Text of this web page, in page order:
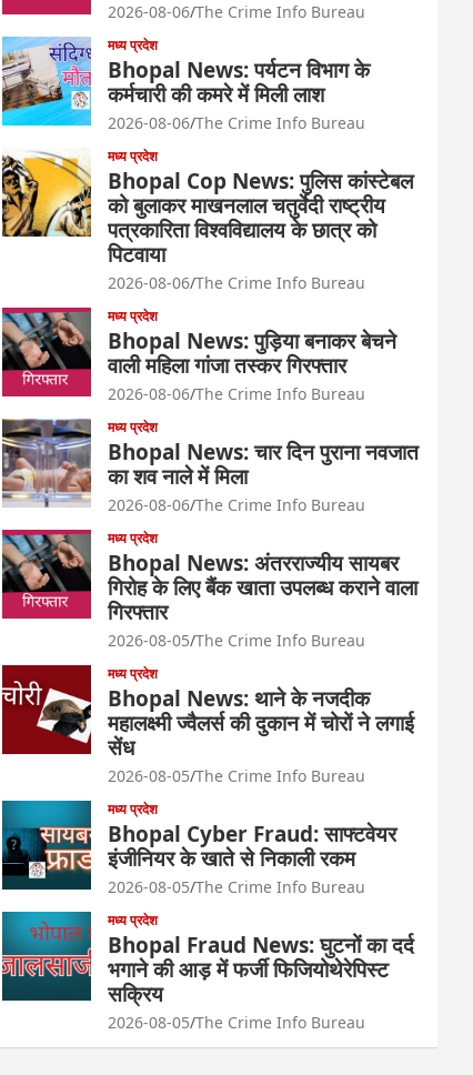
2026-08-06 The Crime Info Bureau
मध्य प्रदेश
Bhopal News: पर्यटन विभाग के
कर्मचारी की कमरे में मिली लाश
2026-08-06 The Crime Info Bureau
मध्य प्रदेश
Bhopal Cop News: पुलिस कांस्टेबल
को बुलाकर माखनलाल चतुर्वेदी राष्ट्रीय
पत्रकारिता विश्वविद्यालय के छात्र को
पिटवाया
2026-08-06 The Crime Info Bureau
मध्य प्रदेश
Bhopal News: पुड़िया बनाकर बेचने
वाली महिला गांजा तस्कर गिरफ्तार
2026-08-06 The Crime Info Bureau
मध्य प्रदेश
Bhopal News: चार दिन पुराना नवजात
का शव नाले में मिला
2026-08-06 The Crime Info Bureau
मध्य प्रदेश
Bhopal News: अंतरराज्यीय सायबर
गिरोह के लिए बैंक खाता उपलब्ध कराने वाला
गिरफ्तार
2026-08-05 The Crime Info Bureau
मध्य प्रदेश
Bhopal News: थाने के नजदीक
महालक्ष्मी ज्वैलर्स की दुकान में चोरों ने लगाई
सेंध
2026-08-05 The Crime Info Bureau
मध्य प्रदेश
Bhopal Cyber Fraud: साफ्टवेयर
इंजीनियर के खाते से निकाली रकम
2026-08-05 The Crime Info Bureau
मध्य प्रदेश
Bhopal Fraud News: घुटनों का दर्द
भगाने की आड़ में फर्जी फिजियोथेरेपिस्ट
सक्रिय
2026-08-05 The Crime Info Bureau